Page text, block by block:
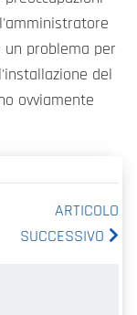
un problema per
del
ovviamente
ARTICOLO
SUCCESSIVO